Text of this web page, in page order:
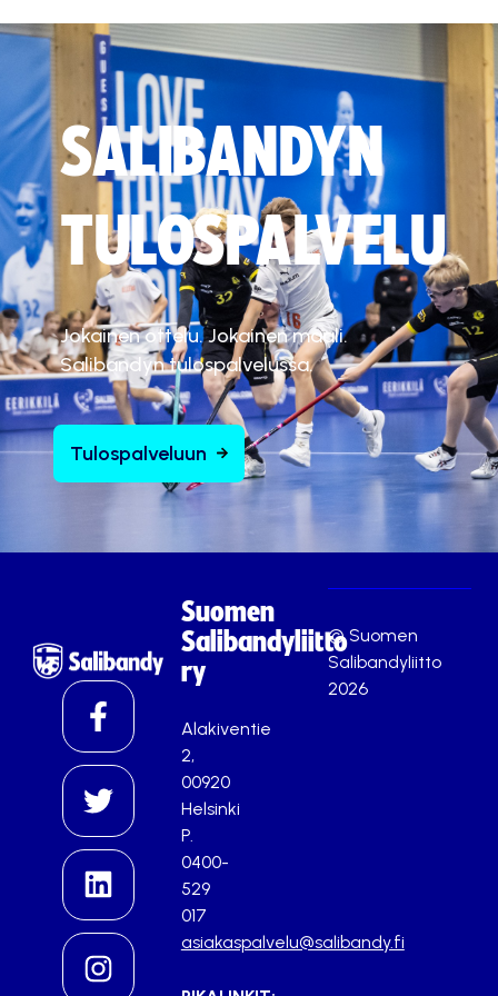
SALIBANDYN
TULOSPALVELU
Jokainen ottelu. Jokainen maali.
Salibandyn tulospalvelussa.
Tulospalveluun
Suomen
Salibandyliitto
ry
Alakiventie
2,
00920
Helsinki
P.
0400-
529
017
asiakaspalvelu@salibandy.fi
© Suomen
Salibandyliitto
2026